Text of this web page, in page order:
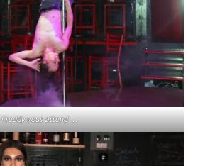
Freddy vous attend …